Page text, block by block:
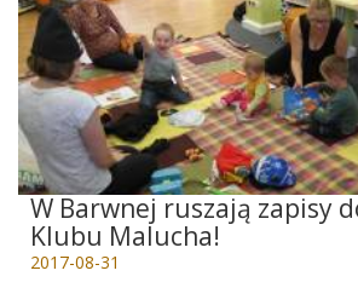
W Barwnej ruszają zapisy
Klubu Malucha!
2017-08-31